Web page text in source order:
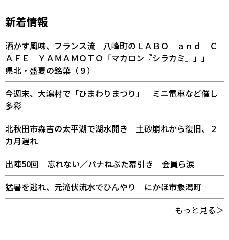
新着情報
酒かす風味、フランス流 八峰町のＬＡＢＯ ａｎｄ Ｃ
ＡＦＥ ＹＡＭＡＭＯＴＯ「マカロン『シラカミ』」」
県北・盛夏の銘菓（９）
今週末、大潟村で「ひまわりまつり」 ミニ電車など催し
多彩
北秋田市森吉の太平湖で湖水開き 土砂崩れから復旧、２
カ月遅れ
出陣50回 忘れない／パナねぶた幕引き 会員ら涙
猛暑を逃れ、元滝伏流水でひんやり にかほ市象潟町
もっと見る＞